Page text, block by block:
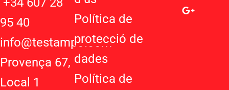
95 40
info@testampo.com
Provença 67,
Local 1
Política de
protecció de
dades
Política de
o
g